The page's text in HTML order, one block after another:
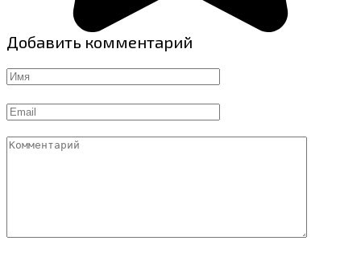
Добавить комментарий
Имя
Email
Комментарий